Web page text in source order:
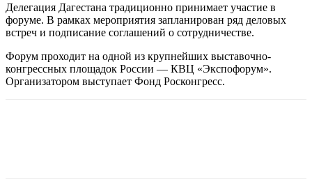
Делегация Дагестана традиционно принимает участие в
форуме. В рамках мероприятия запланирован ряд деловых
встреч и подписание соглашений о сотрудничестве.
Форум проходит на одной из крупнейших выставочно-
конгрессных площадок России — КВЦ «Экспофорум».
Организатором выступает Фонд Росконгресс.